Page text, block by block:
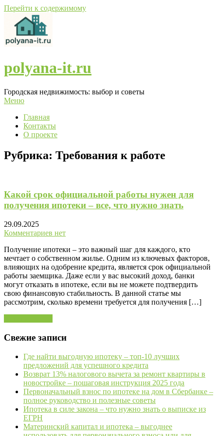
Перейти к содержимому
polyana-it.ru
Городская недвижимость: выбор и советы
Меню
Главная
Контакты
О проекте
Рубрика: Требования к работе
Какой срок официальной работы нужен для
получения ипотеки – все, что нужно знать
29.09.2025
Комментариев нет
Получение ипотеки – это важный шаг для каждого, кто
мечтает о собственном жилье. Одним из ключевых факторов,
влияющих на одобрение кредита, является срок официальной
работы заемщика. Даже если у вас высокий доход, банки
могут отказать в ипотеке, если вы не можете подтвердить
свою финансовую стабильность. В данной статье мы
рассмотрим, сколько времени требуется для получения […]
Свежие записи
Где найти выгодную ипотеку – топ-10 лучших
предложений для успешного кредита
Возврат 13% налогового вычета за ремонт квартиры в
новостройке – пошаговая инструкция 2025 года
Первоначальный взнос по ипотеке на дом в Сбербанке –
полное руководство и полезные советы
Ипотека в силе закона – что нужно знать о выписке из
ЕГРН
Материнский капитал и ипотека – выгоднее